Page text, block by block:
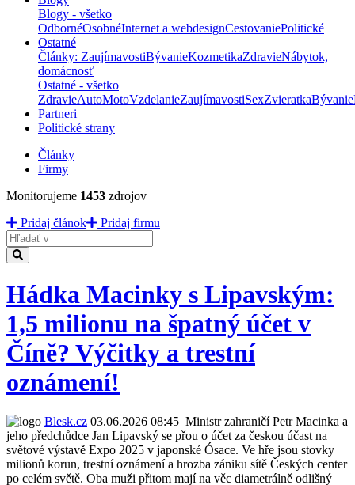
Blogy - všetko
OdbornéOsobnéInternet a webdesignCestovaniePolitické
Ostatné
Články: ZaujímavostiBývanieKozmetikaZdravieNábytok,
domácnosť
Ostatné - všetko
ZdravieAutoMotoVzdelanieZaujímavostiSexZvieratkaBývanie
Partneri
Politické strany
Články
Firmy
Monitorujeme 1453 zdrojov
Pridaj článok
Pridaj firmu
Hladať
Hádka Macinky s Lipavským:
1,5 milionu na špatný účet v
Číně? Výčitky a trestní
oznámení!
Blesk.cz 03.06.2026 08:45 Ministr zahraničí Petr Macinka a
jeho předchůdce Jan Lipavský se přou o účet za českou účast na
světové výstavě Expo 2025 v japonské Ósace. Ve hře jsou stovky
milionů korun, trestní oznámení a hrozba zániku sítě Českých center
po celém světě. Oba muži přitom mají na věc diametrálně odlišný